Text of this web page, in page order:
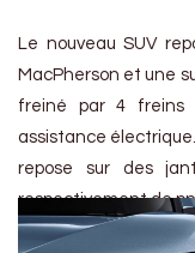
Le nouveau SUV
MacPherson et une
freiné par 4 freins
assistance
repose sur des
respectivement de